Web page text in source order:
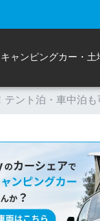
キャンピングカー・土
ント泊・車中泊